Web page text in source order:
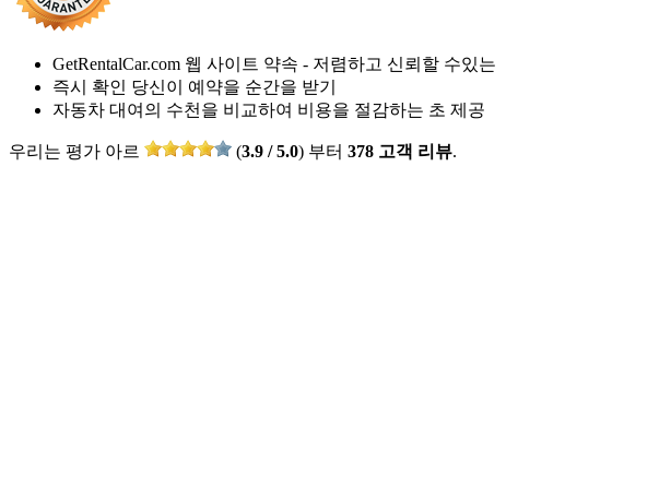
GetRentalCar.com 웹 사이트 약속 - 저렴하고 신뢰할 수있는
즉시 확인 당신이 예약을 순간을 받기
자동차 대여의 수천을 비교하여 비용을 절감하는 초 제공
우리는 평가 아르 (3.9 / 5.0) 부터 378 고객 리뷰.